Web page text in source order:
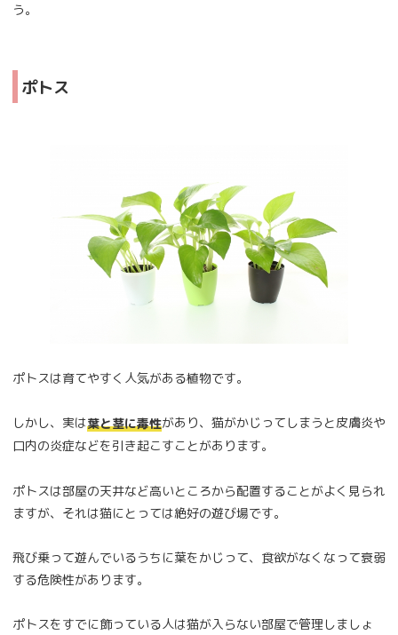
う。
ポトス
ポトスは育てやすく人気がある植物です。
しかし、実は葉と茎に毒性があり、猫がかじってしまうと皮膚炎や
口内の炎症などを引き起こすことがあります。
ポトスは部屋の天井など高いところから配置することがよく見られ
ますが、それは猫にとっては絶好の遊び場です。
飛び乗って遊んでいるうちに葉をかじって、食欲がなくなって衰弱
する危険性があります。
ポトスをすでに飾っている人は猫が入らない部屋で管理しましょ